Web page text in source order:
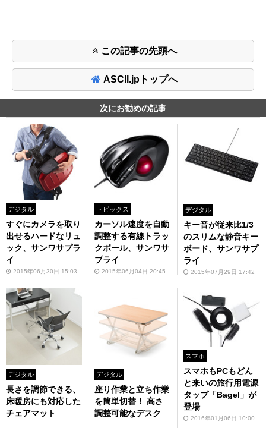
この記事の先頭へ
ASCII.jpトップへ
次にお勧めの記事
デジタル
すぐにカメラを取り
出せるハードなリュ
ック、サンワサプラ
イ
2015年06月30日 15:03
トピックス
カーソル速度を自動
調整する有線トラッ
クボール、サンワサ
プライ
2015年06月04日 20:45
デジタル
キー音が従来比1/3
のスリムな静音キー
ボード、サンワサプ
ライ
2015年07月29日 17:42
デジタル
長さを調節できる、
床暖房にも対応した
チェアマット
デジタル
座り作業と立ち作業
を簡単切替！ 高さ
調整可能なデスク
スマホ
スマホもPCもどん
と来いの旅行用電源
タップ「Bagel」が
登場
2016年01月06日 10:00